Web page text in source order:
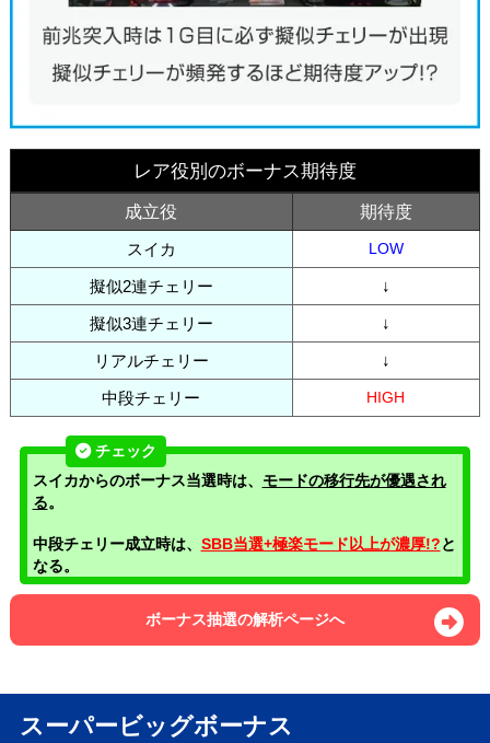
レア役別のボーナス期待度
成立役 期待度
スイカ LOW
擬似2連チェリー
↓
擬似3連チェリー
↓
リアルチェリー
↓
中段チェリー
HIGH
スイカからのボーナス当選時は、 モードの移行先が優遇され
る。
中段チェリー成立時は、 SBB当選+極楽モード以上が濃厚!?と
なる。
ボーナス抽選の解析ページへ
スーパービッグボーナス